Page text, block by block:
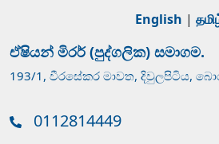
English |
ඒෂියන් මිරර් (පුද්ගලික) සමාගම.
193/1, වීරසේකර මාවත, දිවුලපිටිය,
0112814449